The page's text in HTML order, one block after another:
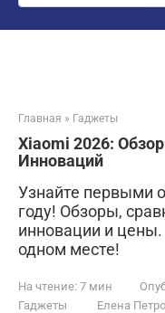
Главная » Гаджеты
Xiaomi 2026:
Инноваций
Узнайте первыми
году! Обзоры,
инновации и
одном месте!
На чтение: 7 мин
Гаджеты
Елена